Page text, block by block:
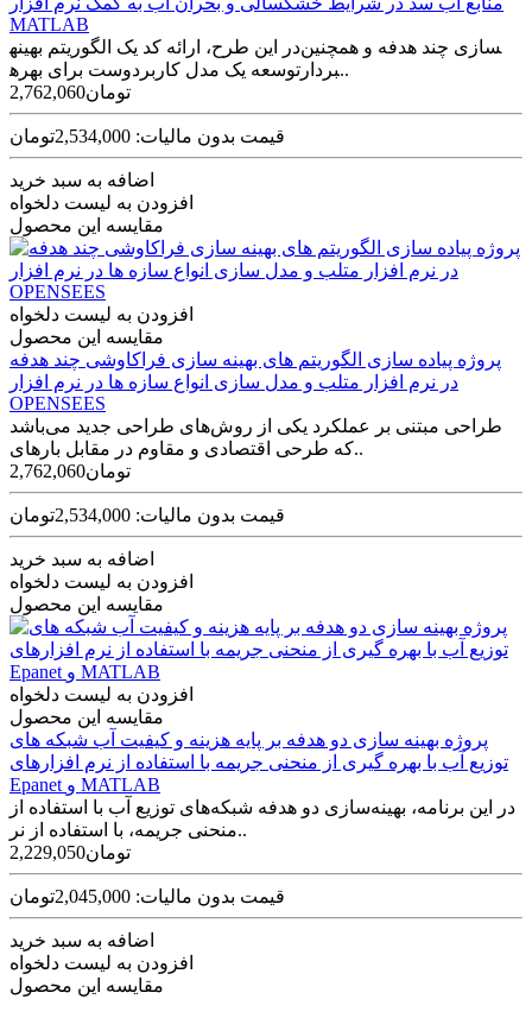
MATLAB
در این طرح، ارائه کد یک الگوریتم بهینه‎سازی چند هدفه و همچنین
توسعه یک مدل کاربردوست برای بهره‎بردار..
2,762,060تومان
قیمت بدون مالیات: 2,534,000تومان
اضافه به سبد خرید
افزودن به لیست دلخواه
مقایسه این محصول
افزودن به لیست دلخواه
مقایسه این محصول
پروژه پیاده سازی الگوریتم های بهینه سازی فراکاوشی چند هدفه
در نرم افزار متلب و مدل سازی انواع سازه ها در نرم افزار
OPENSEES
طراحی مبتنی بر عملکرد یکی از روش‌های طراحی جدید می‌باشد
که طرحی اقتصادی و مقاوم در مقابل بارهای..
2,762,060تومان
قیمت بدون مالیات: 2,534,000تومان
اضافه به سبد خرید
افزودن به لیست دلخواه
مقایسه این محصول
افزودن به لیست دلخواه
مقایسه این محصول
پروژه بهینه سازی دو هدفه بر پایه هزینه و کیفیت آب شبکه های
توزیع آب با بهره گیری از منحنی جریمه با استفاده از نرم افزارهای
Epanet و MATLAB
در این برنامه، بهینه‌سازی دو هدفه شبکه‌های توزیع آب با استفاده از
منحنی جریمه، با استفاده از نر..
2,229,050تومان
قیمت بدون مالیات: 2,045,000تومان
اضافه به سبد خرید
افزودن به لیست دلخواه
مقایسه این محصول